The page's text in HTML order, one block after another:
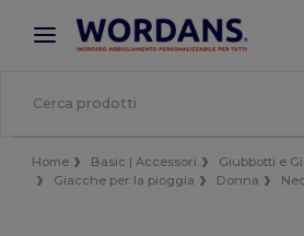
× App Wordans
Prezzi migliori sull'app!
Home Basic | Accessori
Giubbotti e
Giacche per la pioggia
Donna